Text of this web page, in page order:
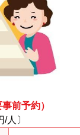
前予約）
人〕